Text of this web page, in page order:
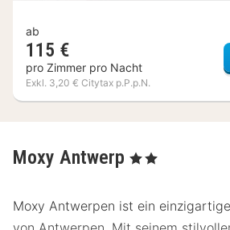
ab
115 €
pro Zimmer pro Nacht
Exkl. 3,20 € Citytax p.P.p.N.
Moxy Antwerp , 2 Sterne
Moxy Antwerpen ist ein